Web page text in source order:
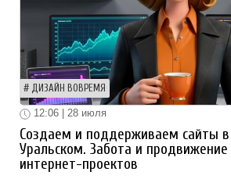
ДИЗАЙН ВОВРЕМЯ
12:06 | 28 июля
Создаем и поддерживаем сайты
Уральском. Забота и
интернет-проектов